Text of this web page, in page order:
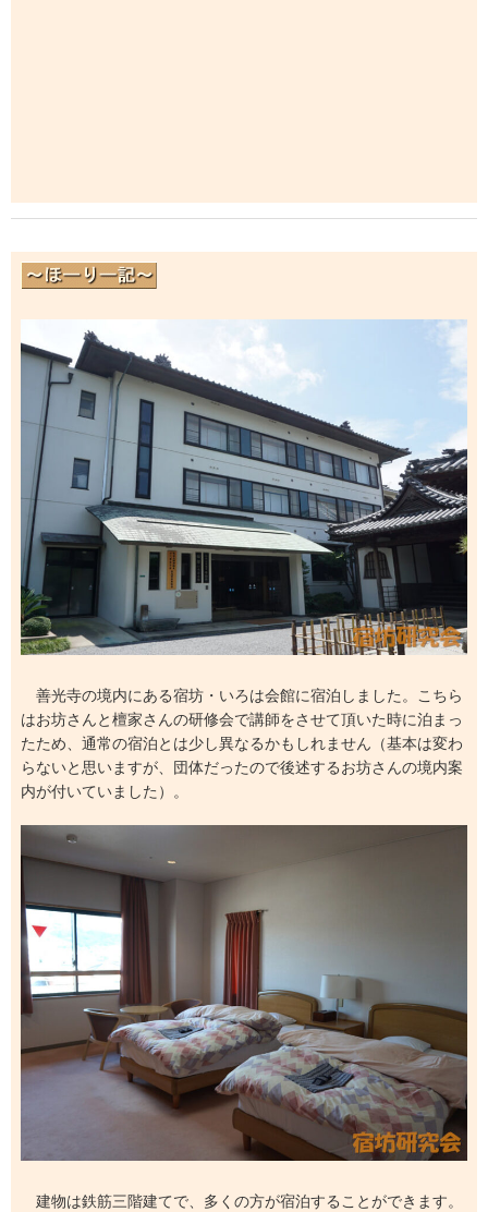
善光寺の境内にある宿坊・いろは会館に宿泊しました。こちら
はお坊さんと檀家さんの研修会で講師をさせて頂いた時に泊まっ
たため、通常の宿泊とは少し異なるかもしれません（基本は変わ
らないと思いますが、団体だったので後述するお坊さんの境内案
内が付いていました）。
建物は鉄筋三階建てで、多くの方が宿泊することができます。